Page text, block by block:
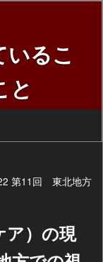
るこ
と
第11回 東北地方
ア）の現